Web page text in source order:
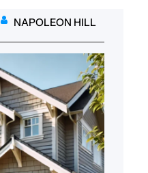
NAPOLEON HILL